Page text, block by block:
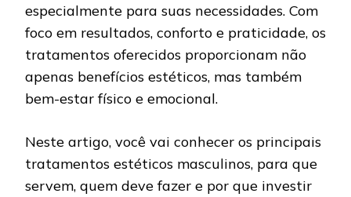
especialmente para suas necessidades. Com
foco em resultados, conforto e praticidade, os
tratamentos oferecidos proporcionam não
apenas benefícios estéticos, mas também
bem-estar físico e emocional.
Neste artigo, você vai conhecer os principais
tratamentos estéticos masculinos, para que
servem, quem deve fazer e por que investir